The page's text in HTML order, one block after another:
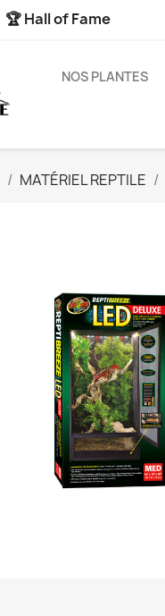
🏆 Hall of Fame
NOS PLANTES
MATÉRIEL REPTILE